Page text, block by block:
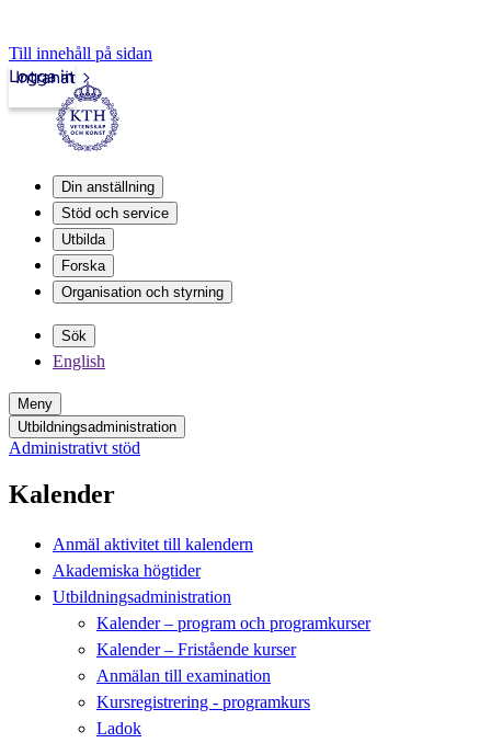
Till innehåll på sidan
Intranät
Logga in
Din anställning
Stöd och service
Utbilda
Forska
Organisation och styrning
Sök
English
Meny
Utbildningsadministration
Administrativt stöd
Kalender
Anmäl aktivitet till kalendern
Akademiska högtider
Utbildningsadministration
Kalender – program och programkurser
Kalender – Fristående kurser
Anmälan till examination
Kursregistrering - programkurs
Ladok